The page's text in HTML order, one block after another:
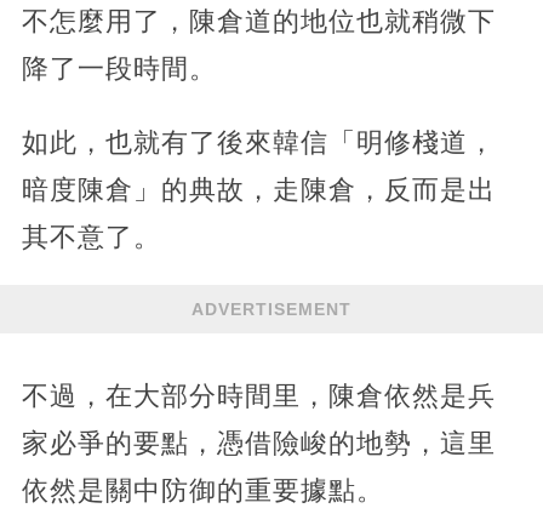
不怎麼用了，陳倉道的地位也就稍微下
降了一段時間。
如此，也就有了後來韓信「明修棧道，
暗度陳倉」的典故，走陳倉，反而是出
其不意了。
ADVERTISEMENT
不過，在大部分時間里，陳倉依然是兵
家必爭的要點，憑借險峻的地勢，這里
依然是關中防御的重要據點。